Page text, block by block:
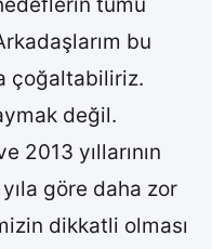
bu
çoğaltabiliriz.
değil.
2013 yıllarının
göre daha zor
dikkatli olması